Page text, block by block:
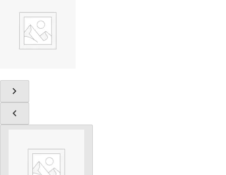
chevron_right
chevron_left